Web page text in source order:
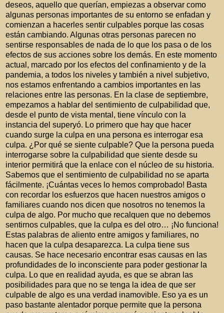
deseos, aquello que querían, empiezas a observar como
algunas personas importantes de su entorno se enfadan y
comienzan a hacerles sentir culpables porque las cosas
están cambiando. Algunas otras personas parecen no
sentirse responsables de nada de lo que los pasa o de los
efectos de sus acciones sobre los demás. En este momento
actual, marcado por los efectos del confinamiento y de la
pandemia, a todos los niveles y también a nivel subjetivo,
nos estamos enfrentando a cambios importantes en las
relaciones entre las personas. En la clase de septiembre,
empezamos a hablar del sentimiento de culpabilidad que,
desde el punto de vista mental, tiene vínculo con la
instancia del superyó. Lo primero que hay que hacer
cuando surge la culpa en una persona es interrogar esa
culpa. ¿Por qué se siente culpable? Que la persona pueda
interrogarse sobre la culpabilidad que siente desde su
interior permitirá que la enlace con el núcleo de su historia.
Sabemos que el sentimiento de culpabilidad no se aparta
fácilmente. ¡Cuántas veces lo hemos comprobado! Basta
con recordar los esfuerzos que hacen nuestros amigos o
familiares cuando nos dicen que nosotros no tenemos la
culpa de algo. Por mucho que recalquen que no debemos
sentirnos culpables, que la culpa es del otro… ¡No funciona!
Estas palabras de aliento entre amigos y familiares, no
hacen que la culpa desaparezca. La culpa tiene sus
causas. Se hace necesario encontrar esas causas en las
profundidades de lo inconsciente para poder gestionar la
culpa. Lo que en realidad ayuda, es que se abran las
posibilidades para que no se tenga la idea de que ser
culpable de algo es una verdad inamovible. Eso ya es un
paso bastante alentador porque permite que la persona